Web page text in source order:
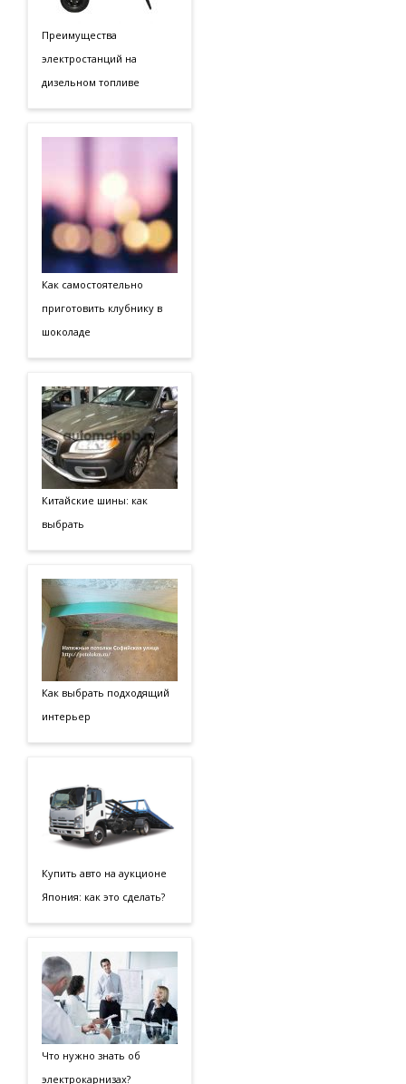
Преимущества
электростанций на
дизельном топливе
Как самостоятельно
приготовить клубнику в
шоколаде
Китайские шины: как
выбрать
Как выбрать подходящий
интерьер
Купить авто на аукционе
Япония: как это сделать?
Что нужно знать об
электрокарнизах?